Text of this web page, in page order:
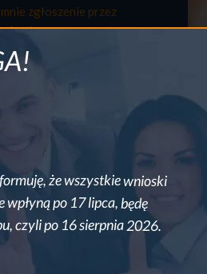
zgłoszenie przez
mieszkania? Sprawdź w
Prawdopodobnie
że wszystkie wnioski
po 17 lipca, będę
czyli po 16 sierpnia 2026.